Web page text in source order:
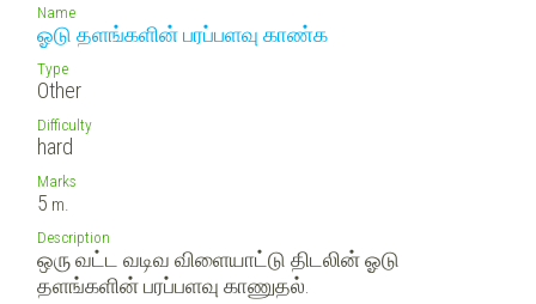
Name
ஓடு தளங்களின் பரப்பளவு காண்க
Type
Other
Difficulty
hard
Marks
5 m.
Description
ஒரு வட்ட வடிவ விளையாட்டு திடலின் ஓடு
தளங்களின் பரப்பளவு காணுதல்.